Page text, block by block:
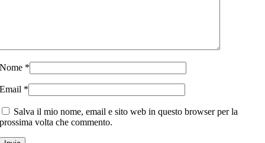
Nome *
Email *
Salva il mio nome, email e sito web in questo browser per la
prossima volta che commento.